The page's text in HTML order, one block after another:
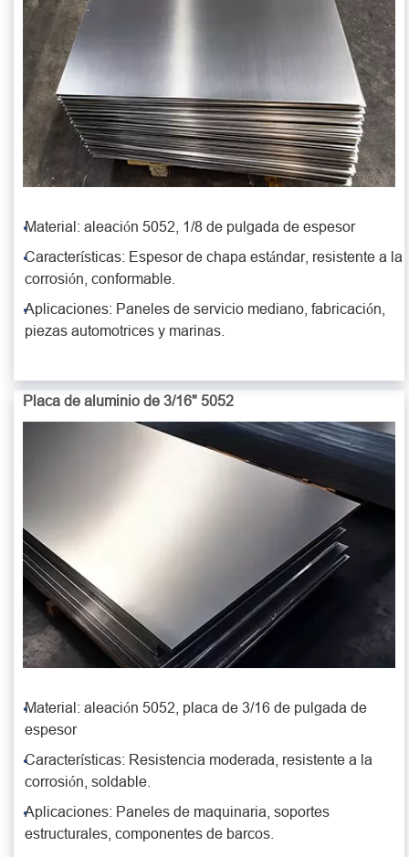
Material: aleación 5052, 1/8 de pulgada de espesor
Características: Espesor de chapa estándar, resistente a la
corrosión, conformable.
Aplicaciones: Paneles de servicio mediano, fabricación,
piezas automotrices y marinas.
Placa de aluminio de 3/16" 5052
Material: aleación 5052, placa de 3/16 de pulgada de
espesor
Características: Resistencia moderada, resistente a la
corrosión, soldable.
Aplicaciones: Paneles de maquinaria, soportes
estructurales, componentes de barcos.